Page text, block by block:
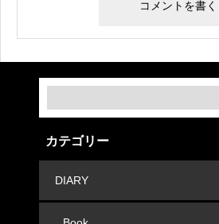
カテゴリー
DIARY